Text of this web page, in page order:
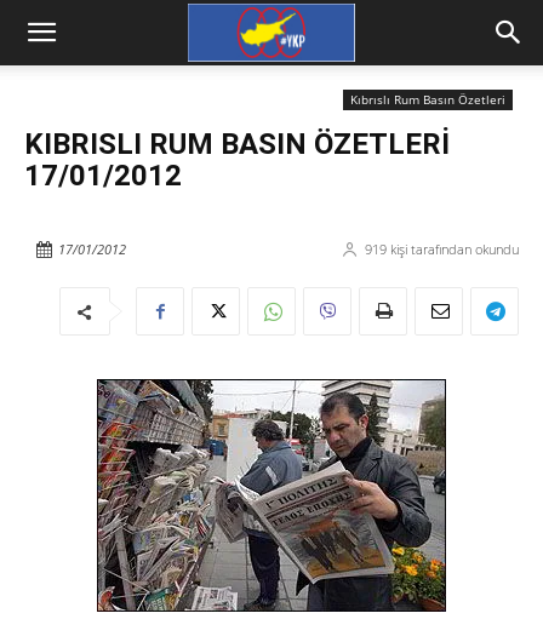
Kıbrıslı Rum Basın Özetleri
KIBRISLI RUM BASIN ÖZETLERİ
17/01/2012
919 kişi tarafından okundu
17/01/2012